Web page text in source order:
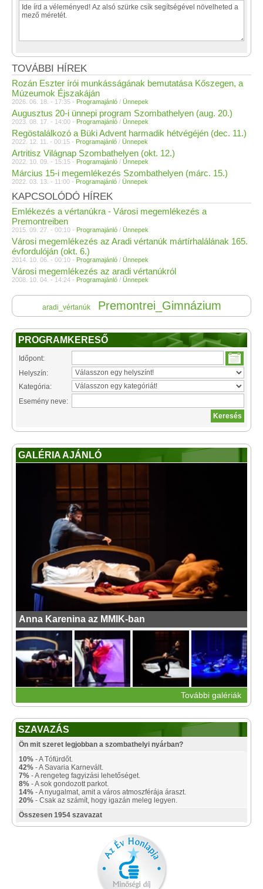
TOVÁBBI HÍREK
Rozán Eszter írói munkásságának bemutatása Kőszegen, a
Múzeumok Éjszakáján
2026. 06. 18. - 17:35 - Programajánló / Ünnepek
Augusztus 20-i ünnepi program Szombathelyen (aug. 20.)
2023. 08. 17. - 14:00 - Programajánló / Ünnepek
Regöstalálkozó a Büki Advent harmadik hétvégéjén (dec. 11.)
2022. 12. 11. - 00:15 - Programajánló / Ünnepek
Artritisz Világnap Szombathelyen (okt. 12.)
2022. 10. 09. - 15:15 - Programajánló / Ünnepek
Március 15-i megemlékezés Szombathelyen (márc. 15.)
2022. 03. 13. - 11:00 - Programajánló / Ünnepek
KAPCSOLÓDÓ HÍREK
Emlékezés a vértanúkra - Városi megemlékezés a
Premontreiben
2015. 09. 27. - 00:10 - Programajánló / Ünnepek
Városi megemlékezés az Aradi vértanúk mártírhalálának 165.
évfordulóján (okt. 6.)
2014. 10. 06. - 00:10 - Programajánló / Ünnepek
Városi megemlékezés az aradi vértanúkról
2008. 10. 04. - 14:24 - Programajánló / Ünnepek
aradi_vértanúk Premontrei_Gimnázium
PROGRAMKERESŐ
Időpont:
Helyszín:
Kategória:
Esemény neve:
GALÉRIA AJÁNLÓ
Anna Karenina az MMIK-ban
További galériák
SZAVAZÁS
Ön mit szeret legjobban a szombathelyi nyárban?
10% - A Tófürdőt.
42% - A Savaria Karnevált.
7% - A rengeteg fagyizási lehetőséget.
8% - A sok gondozott parkot.
14% - A nyugalmat, amit a város atmoszférája áraszt.
20% - Csak az számít, hogy igazán meleg legyen.
Összesen 1954 szavazat